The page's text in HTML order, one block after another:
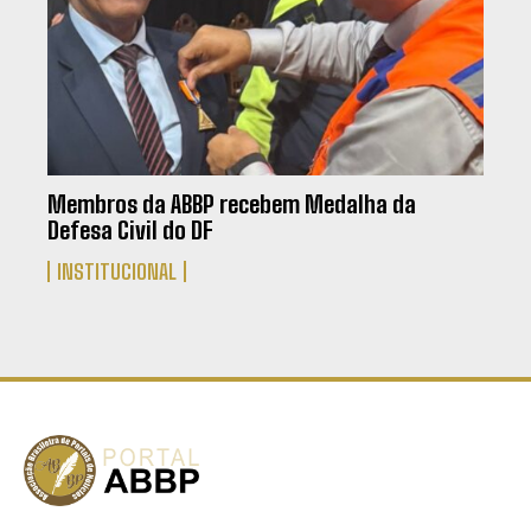
Membros da ABBP recebem Medalha da
Defesa Civil do DF
INSTITUCIONAL